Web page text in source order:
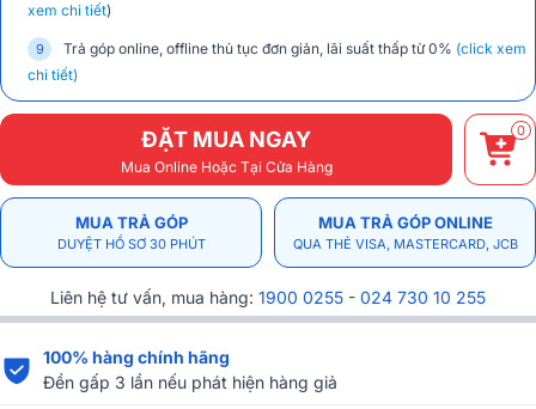
xem chi tiết)
Trả góp online, offline thủ tục đơn giản, lãi suất thấp từ 0% (click xem
chi tiết)
ĐẶT MUA NGAY
Mua Online Hoặc Tại Cửa Hàng
0
MUA TRẢ GÓP
DUYỆT HỒ SƠ 30 PHÚT
MUA TRẢ GÓP ONLINE
QUA THẺ VISA, MASTERCARD, JCB
Liên hệ tư vấn, mua hàng: 1900 0255 - 024 730 10 255
100% hàng chính hãng
Đền gấp 3 lần nếu phát hiện hàng giả